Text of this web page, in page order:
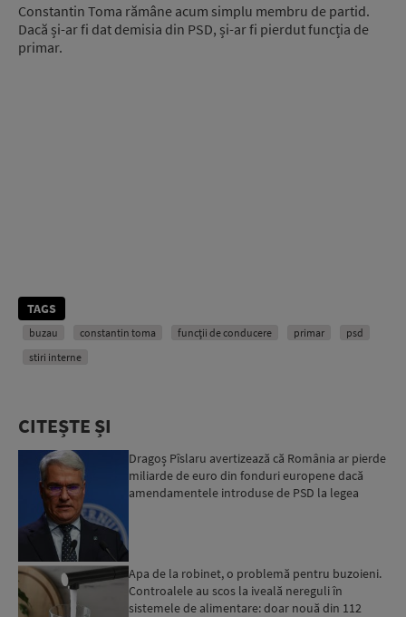
Constantin Toma rămâne acum simplu membru de partid.
Dacă și-ar fi dat demisia din PSD, și-ar fi pierdut funcția de
primar.
TAGS
buzau constantin toma funcții de conducere primar
psd
stiri interne
CITEȘTE ȘI
Dragoș Pîslaru avertizează că România ar pierde
miliarde de euro din fonduri europene dacă
amendamentele introduse de PSD la legea
Apa de la robinet, o problemă pentru buzoieni.
Controalele au scos la iveală nereguli în
sistemele de alimentare: doar nouă din 112